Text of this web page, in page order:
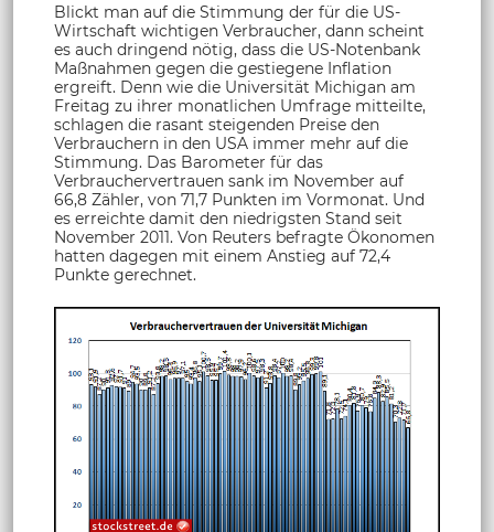
Blickt man auf die Stimmung der für die US-
Wirtschaft wichtigen Verbraucher, dann scheint
es auch dringend nötig, dass die US-Notenbank
Maßnahmen gegen die gestiegene Inflation
ergreift. Denn wie die Universität Michigan am
Freitag zu ihrer monatlichen Umfrage mitteilte,
schlagen die rasant steigenden Preise den
Verbrauchern in den USA immer mehr auf die
Stimmung. Das Barometer für das
Verbrauchervertrauen sank im November auf
66,8 Zähler, von 71,7 Punkten im Vormonat. Und
es erreichte damit den niedrigsten Stand seit
November 2011. Von Reuters befragte Ökonomen
hatten dagegen mit einem Anstieg auf 72,4
Punkte gerechnet.